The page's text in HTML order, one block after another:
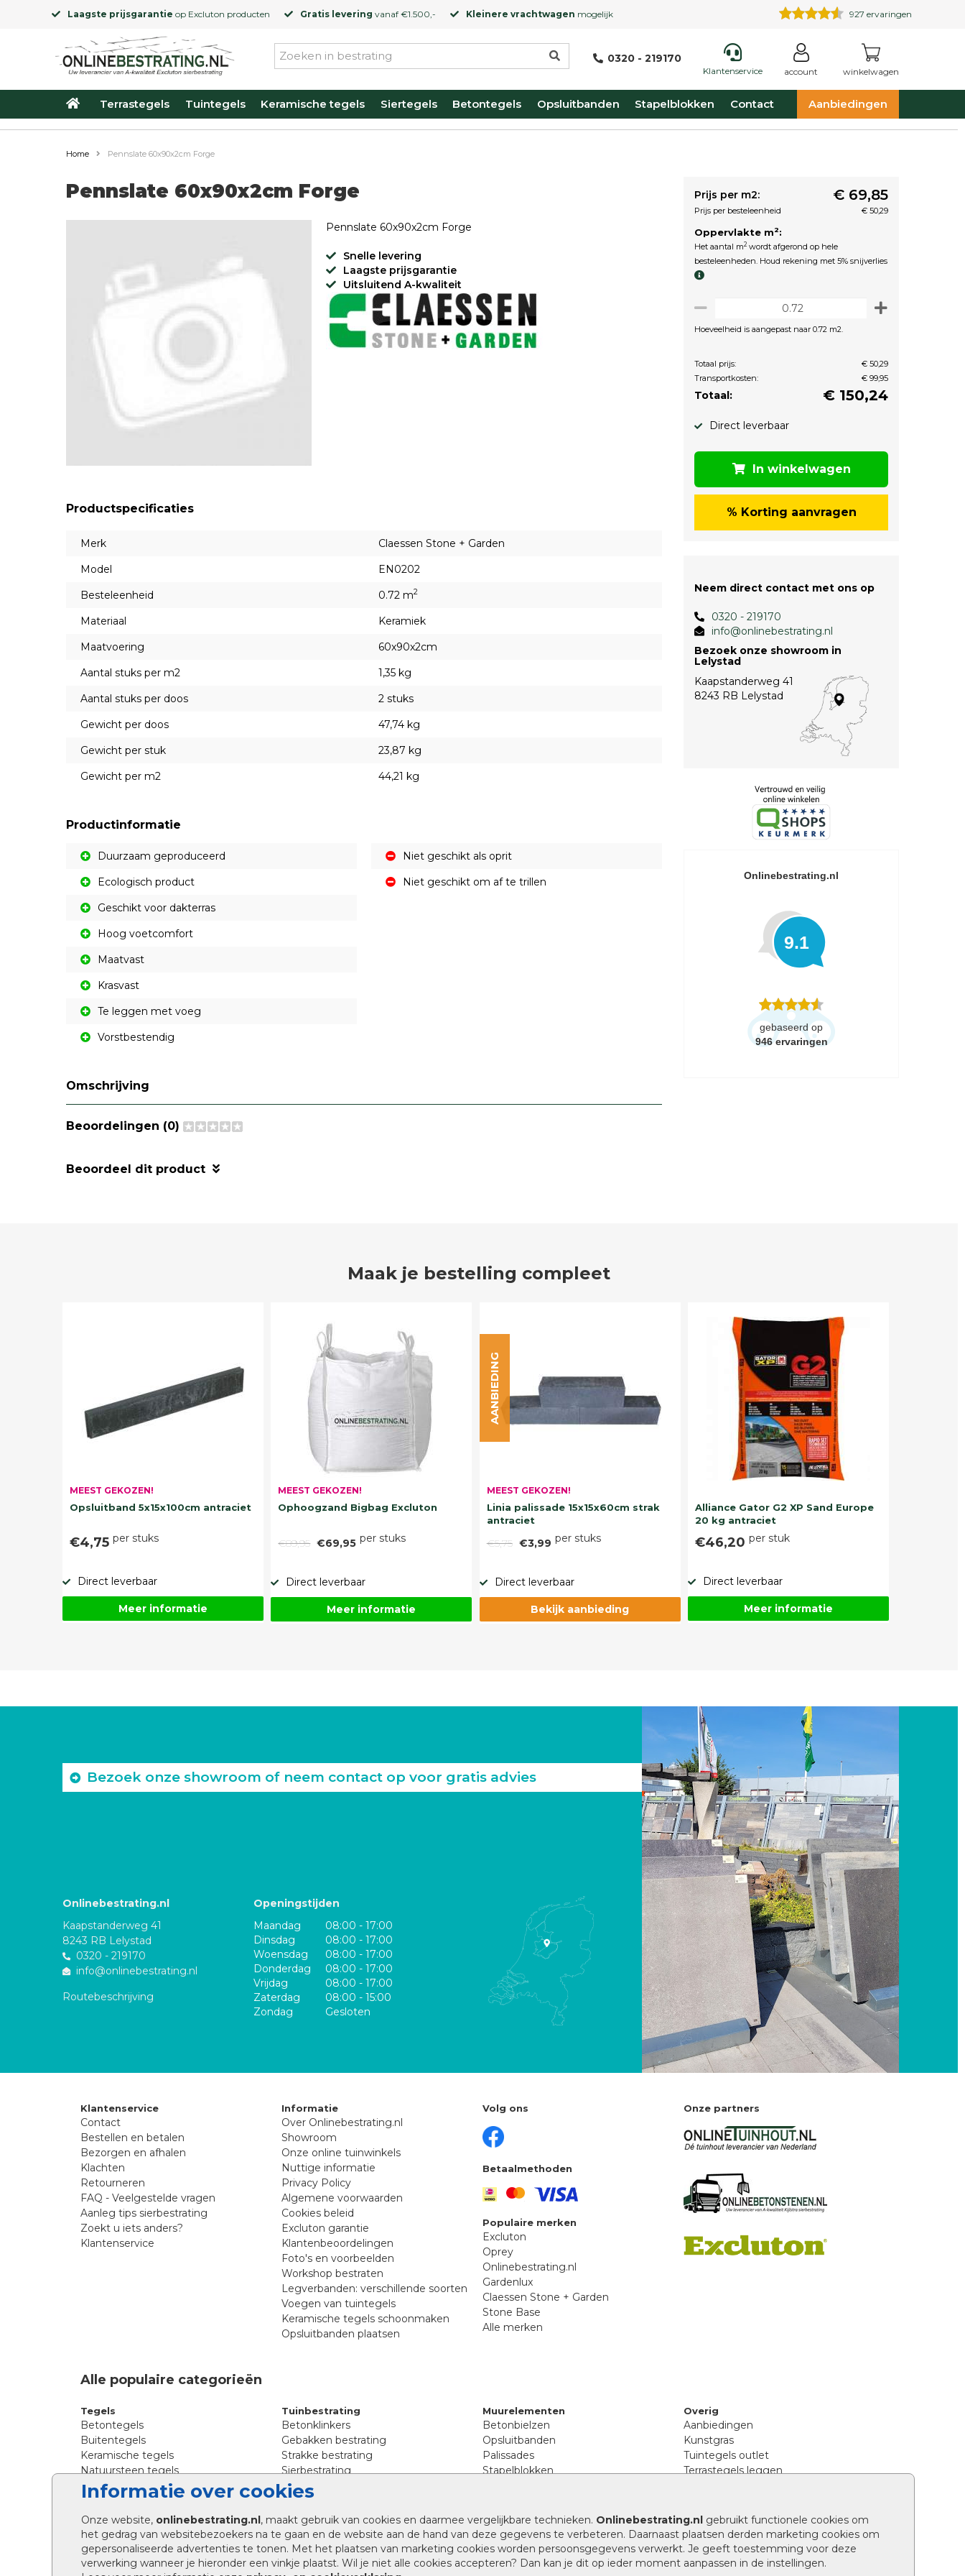
Laagste prijsgarantie op Excluton producten Gratis levering vanaf €1.500,- Kleinere vrachtwagen mogelijk 927 ervaringen
0320 - 219170
Klantenservice account winkelwagen
Terrastegels Tuintegels Keramische tegels Siertegels Betontegels Opsluitbanden Stapelblokken Contact Aanbiedingen
Informatie over cookies
Onze website, onlinebestrating.nl, maakt gebruik van cookies en daarmee vergelijkbare technieken. Onlinebestrating.nl gebruikt functionele cookies om
het gedrag van websitebezoekers na te gaan en de website aan de hand van deze gegevens te verbeteren. Daarnaast plaatsen derden marketing cookies om
gepersonaliseerde advertenties te tonen. Met het plaatsen van marketing cookies worden persoonsgegevens verwerkt. Je geeft toestemming voor deze
verwerking wanneer je hieronder een vinkje plaatst. Wil je niet alle cookies accepteren? Dan kan je dit op ieder moment aanpassen in de instellingen.
Home Pennslate 60x90x2cm Forge
Pennslate 60x90x2cm Forge
Pennslate 60x90x2cm Forge
Snelle levering
Laagste prijsgarantie
Uitsluitend A-kwaliteit
Productspecificaties
Merk
Claessen Stone + Garden
Model
EN0202
Besteleenheid
0.72 m2
Materiaal
Keramiek
Maatvoering
60x90x2cm
Aantal stuks per m2
1,35 kg
Aantal stuks per doos
2 stuks
Gewicht per doos
47,74 kg
Gewicht per stuk
23,87 kg
Gewicht per m2
44,21 kg
Productinformatie
Duurzaam geproduceerd
Ecologisch product
Geschikt voor dakterras
Hoog voetcomfort
Maatvast
Krasvast
Te leggen met voeg
Vorstbestendig
Niet geschikt als oprit
Niet geschikt om af te trillen
Omschrijving
Beoordelingen (0)
Beoordeel dit product
Prijs per m2: € 69,85
Prijs per besteleenheid € 50,29
Oppervlakte m2:
Het aantal m2 wordt afgerond op hele
besteleenheden. Houd rekening met 5% snijverlies
Hoeveelheid is aangepast naar 0.72 m2.
Totaal prijs:
€ 50,29
Transportkosten:
€ 99,95
Totaal: € 150,24
Direct leverbaar
In winkelwagen
% Korting aanvragen
Neem direct contact met ons op
0320 - 219170
info@onlinebestrating.nl
Bezoek onze showroom in
Lelystad
Kaapstanderweg 41
8243 RB Lelystad
Onlinebestrating.nl
9.1
gebaseerd op
946 ervaringen
Maak je bestelling compleet
MEEST GEKOZEN!
Opsluitband 5x15x100cm antraciet
€4,75 per stuks
Direct leverbaar
Meer informatie
MEEST GEKOZEN!
Ophoogzand Bigbag Excluton
€89,95 €69,95 per stuks
Direct leverbaar
Meer informatie
MEEST GEKOZEN!
Linia palissade 15x15x60cm strak
antraciet
€5,75 €3,99 per stuks
AANBIEDING
Direct leverbaar
Bekijk aanbieding
Alliance Gator G2 XP Sand Europe
20 kg antraciet
€46,20 per stuk
Direct leverbaar
Meer informatie
Bezoek onze showroom of neem contact op voor gratis advies
Onlinebestrating.nl
Kaapstanderweg 41
8243 RB Lelystad
0320 - 219170
info@onlinebestrating.nl
Routebeschrijving
Openingstijden
Maandag
08:00 - 17:00
Dinsdag
08:00 - 17:00
Woensdag
08:00 - 17:00
Donderdag
08:00 - 17:00
Vrijdag
08:00 - 17:00
Zaterdag
08:00 - 15:00
Zondag
Gesloten
Klantenservice
Contact
Bestellen en betalen
Bezorgen en afhalen
Klachten
Retourneren
FAQ - Veelgestelde vragen
Aanleg tips sierbestrating
Zoekt u iets anders?
Klantenservice
Informatie
Over Onlinebestrating.nl
Showroom
Onze online tuinwinkels
Nuttige informatie
Privacy Policy
Algemene voorwaarden
Cookies beleid
Excluton garantie
Klantenbeoordelingen
Foto's en voorbeelden
Workshop bestraten
Legverbanden: verschillende soorten
Voegen van tuintegels
Keramische tegels schoonmaken
Opsluitbanden plaatsen
Volg ons
Betaalmethoden
Populaire merken
Excluton
Oprey
Onlinebestrating.nl
Gardenlux
Claessen Stone + Garden
Stone Base
Alle merken
Onze partners
Alle populaire categorieën
Tegels
Betontegels
Buitentegels
Keramische tegels
Natuursteen tegels
Siertegels
Stoeptegels
Straattegels
Terrastegels
Tuintegels
Tuinbestrating
Betonklinkers
Gebakken bestrating
Strakke bestrating
Sierbestrating
Straatklinkers
Straatstenen
Trommelstenen
Tuinstenen
Waalformaat
Wildverband bestrating
Muurelementen
Betonbielzen
Opsluitbanden
Palissades
Stapelblokken
Afwatering en diversen
Beplantings en betonelementen
Split, grind en zand
Oprit tegels
Overig
Aanbiedingen
Kunstgras
Tuintegels outlet
Terrastegels leggen
Legpatronen betonstenen
Hoe betonstenen onderhouden
Aanlegtips voor betonstenen
Verschil betontegels en keramische